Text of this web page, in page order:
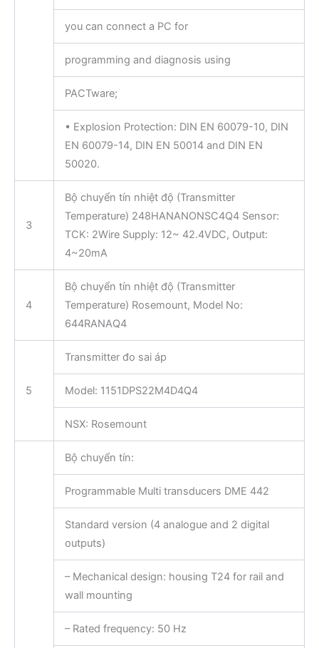
you can connect a PC for
programming and diagnosis using
PACTware;
• Explosion Protection: DIN EN 60079-10, DIN
EN 60079-14, DIN EN 50014 and DIN EN
50020.
3
Bộ chuyển tín nhiệt độ (Transmitter
Temperature) 248HANANONSC4Q4 Sensor:
TCK: 2Wire Supply: 12~ 42.4VDC, Output:
4~20mA
4
Bộ chuyển tín nhiệt độ (Transmitter
Temperature) Rosemount, Model No:
644RANAQ4
5
Transmitter đo sai áp
Model: 1151DPS22M4D4Q4
NSX: Rosemount
Bộ chuyển tín:
Programmable Multi transducers DME 442
Standard version (4 analogue and 2 digital
outputs)
– Mechanical design: housing T24 for rail and
wall mounting
– Rated frequency: 50 Hz